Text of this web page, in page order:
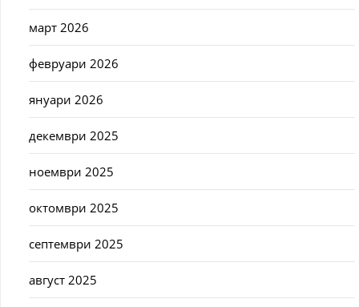
март 2026
февруари 2026
януари 2026
декември 2025
ноември 2025
октомври 2025
септември 2025
август 2025